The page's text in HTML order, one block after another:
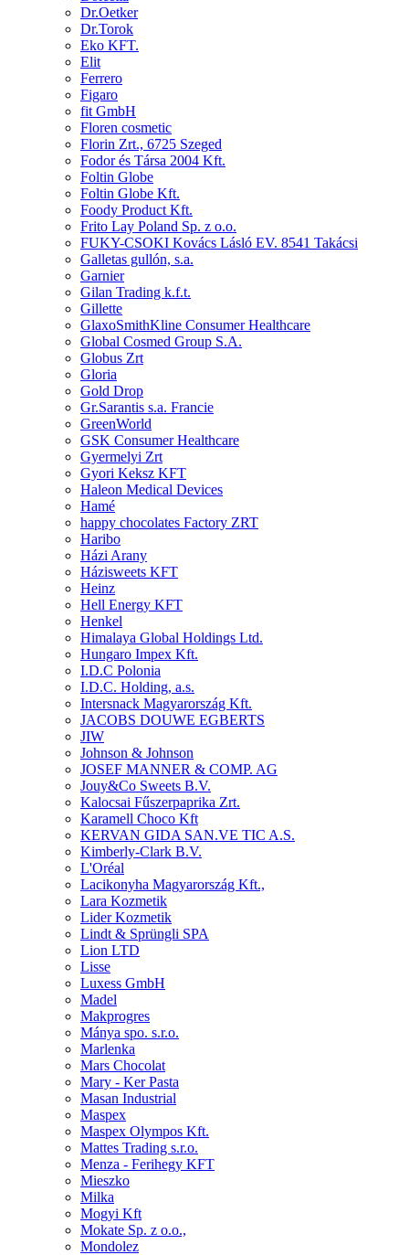
Dr.Oetker
Dr.Torok
Eko KFT.
Elit
Ferrero
Figaro
fit GmbH
Floren cosmetic
Florin Zrt., 6725 Szeged
Fodor és Társa 2004 Kft.
Foltin Globe
Foltin Globe Kft.
Foody Product Kft.
Frito Lay Poland Sp. z o.o.
FUKY-CSOKI Kovács Lásló EV. 8541 Takácsi
Galletas gullón, s.a.
Garnier
Gilan Trading k.f.t.
Gillette
GlaxoSmithKline Consumer Healthcare
Global Cosmed Group S.A.
Globus Zrt
Gloria
Gold Drop
Gr.Sarantis s.a. Francie
GreenWorld
GSK Consumer Healthcare
Gyermelyi Zrt
Gyori Keksz KFT
Haleon Medical Devices
Hamé
happy chocolates Factory ZRT
Haribo
Házi Arany
Házisweets KFT
Heinz
Hell Energy KFT
Henkel
Himalaya Global Holdings Ltd.
Hungaro Impex Kft.
I.D.C Polonia
I.D.C. Holding, a.s.
Intersnack Magyarország Kft.
JACOBS DOUWE EGBERTS
JIW
Johnson & Johnson
JOSEF MANNER & COMP. AG
Jouy&Co Sweets B.V.
Kalocsai Fűszerpaprika Zrt.
Karamell Choco Kft
KERVAN GIDA SAN.VE TIC A.S.
Kimberly-Clark B.V.
L'Oréal
Lacikonyha Magyarország Kft.,
Lara Kozmetik
Lider Kozmetik
Lindt & Sprüngli SPA
Lion LTD
Lisse
Luxess GmbH
Madel
Makprogres
Mánya spo. s.r.o.
Marlenka
Mars Chocolat
Mary - Ker Pasta
Masan Industrial
Maspex
Maspex Olympos Kft.
Mattes Trading s.r.o.
Menza - Ferihegy KFT
Mieszko
Milka
Mogyi Kft
Mokate Sp. z o.o.,
Mondolez